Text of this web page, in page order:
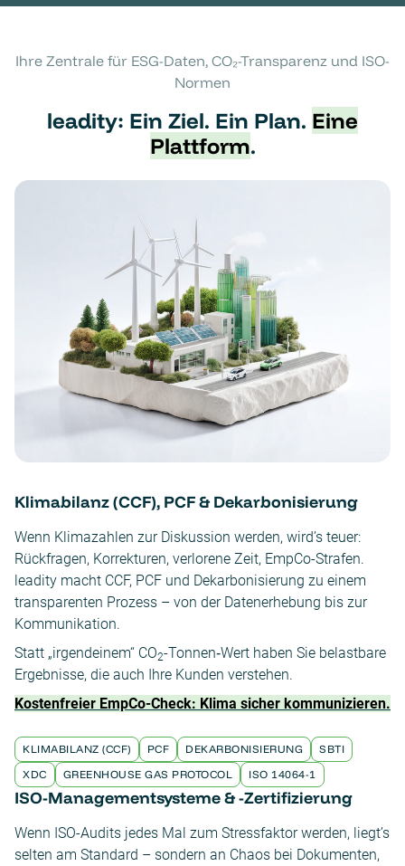
Ihre Zentrale für ESG-Daten, CO₂-Transparenz und ISO-
Normen
leadity: Ein Ziel. Ein Plan. Eine
Plattform.
Klimabilanz (CCF), PCF & Dekarbonisierung
Wenn Klimazahlen zur Diskussion werden, wird’s teuer:
Rückfragen, Korrekturen, verlorene Zeit, EmpCo-Strafen.
leadity macht CCF, PCF und Dekarbonisierung zu einem
transparenten Prozess – von der Datenerhebung bis zur
Kommunikation.
Statt „irgendeinem“ CO2-Tonnen‑Wert haben Sie belastbare
Ergebnisse, die auch Ihre Kunden verstehen.
Kostenfreier EmpCo-Check: Klima sicher kommunizieren.
KLIMABILANZ (CCF) PCF DEKARBONISIERUNG
SBTI
XDC
GREENHOUSE GAS PROTOCOL ISO 14064-1
ISO-Managementsysteme & -Zertifizierung
Wenn ISO-Audits jedes Mal zum Stressfaktor werden, liegt’s
selten am Standard – sondern an Chaos bei Dokumenten,